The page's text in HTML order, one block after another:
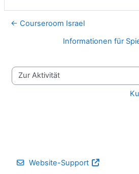
← Courseroom Israel
Informationen für
Zur Aktivität
Website-Support